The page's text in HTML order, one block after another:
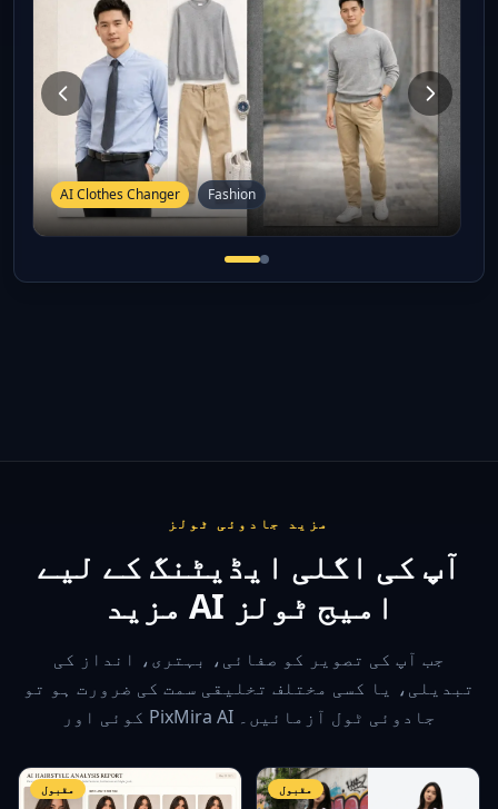
AI Clothes Changer Fashion
مزید جادوئی ٹولز
آپ کی اگلی ایڈیٹنگ کے لیے
مزید AI امیج ٹولز
جب آپ کی تصویر کو صفائی، بہتری، انداز کی
تبدیلی، یا کسی مختلف تخلیقی سمت کی ضرورت ہو تو
کوئی اور PixMira AI جادوئی ٹول آزمائیں۔
مقبول مقبول